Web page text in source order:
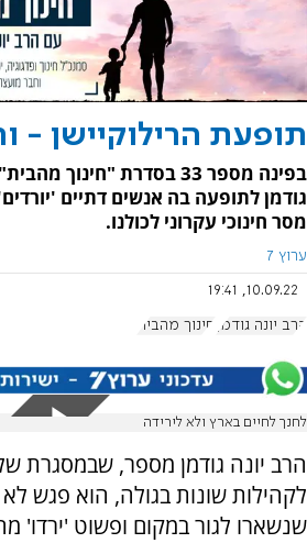
תופעת הרילוקיישן -
בפינה מספר 33 בסדרת
גודמן לתופעה בה אנשים דתיים
מסר חינוכי עקרוני לכולנו.
ערוץ 7
10.09.22, 19:41
הרב יונה גודמן חינוך מהבית
לחנך לחיים בארץ ולא לירידה
הרב יונה גודמן מספר, שבמסגרת
לקהילות שונות בגולה, הוא פגש
שנשארו לגור במקום ופשוט 'ירדו'